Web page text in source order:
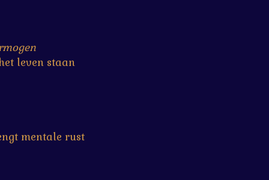
leven staan
mentale rust